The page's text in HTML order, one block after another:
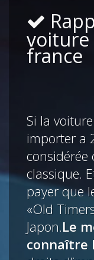
voiture
france
Si la
importer a
considérée
classique.
payer que
«Old
Japon.Le
connaître